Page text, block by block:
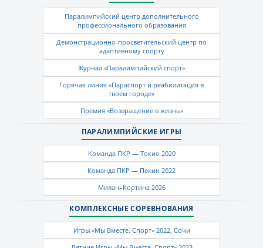
Паралимпийский центр дополнительного
профессионального образования
Демонстрационно-просветительский центр по
адаптивному спорту
Журнал «Паралимпийский спорт»
Горячая линия «Параспорт и реабилитация в
твоем городе»
Премия «Возвращение в жизнь»
ПАРАЛИМПИЙСКИЕ ИГРЫ
Команда ПКР — Токио 2020
Команда ПКР — Пекин 2022
Милан–Кортина 2026
КОМПЛЕКСНЫЕ СОРЕВНОВАНИЯ
Игры «Мы Вместе. Спорт» 2022, Сочи